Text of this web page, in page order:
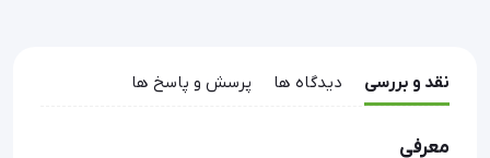
نقد و بررسی دیدگاه ها پرسش و پاسخ ها
معرفی